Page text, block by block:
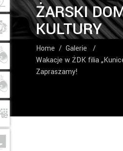
ŻARSKI
KULTURY
Home / Galerie
/
Wakacje w ŻDK filia
Zapraszamy!